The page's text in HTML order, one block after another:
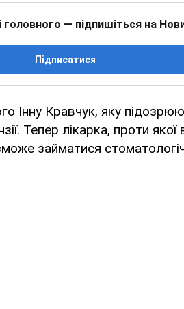
— підпишіться на
Підписатися
Інну Кравчук, яку
Тепер лікарка, проти якої
займатися